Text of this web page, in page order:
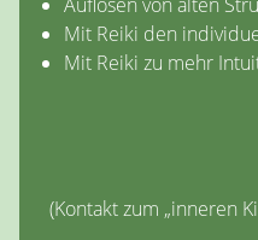
Mit Reiki den
Mit Reiki zu mehr
(Kontakt zum „inneren